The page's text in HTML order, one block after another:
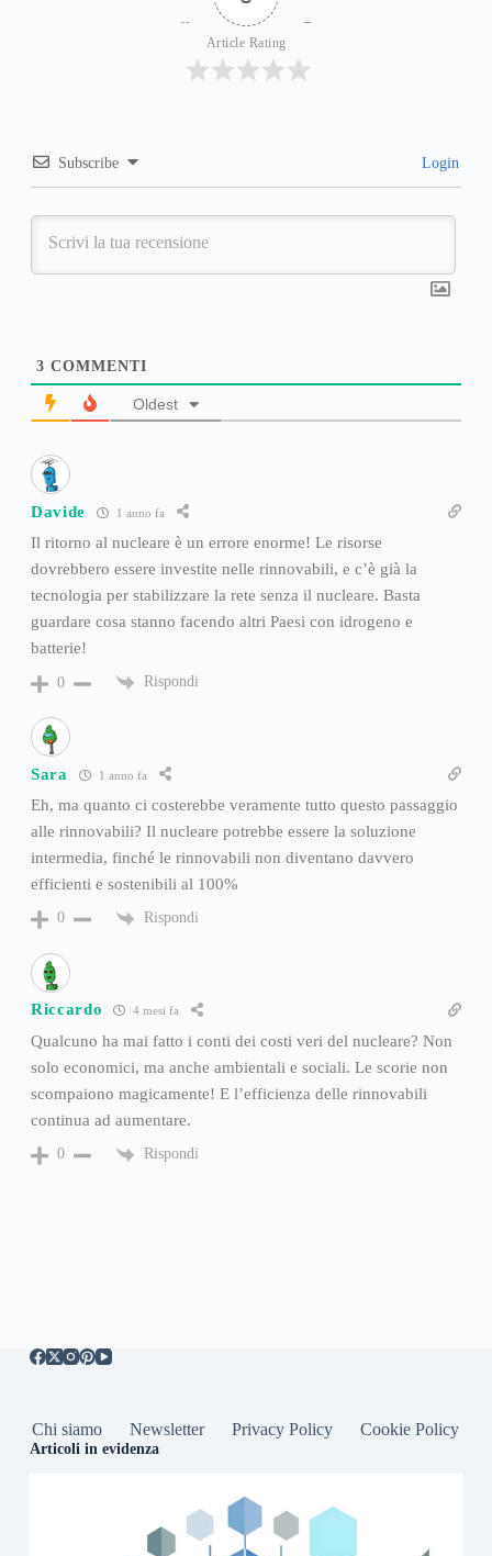
Article Rating
Subscribe Login
3 COMMENTI
Oldest
Davide 1 anno fa
Il ritorno al nucleare è un errore enorme! Le risorse
dovrebbero essere investite nelle rinnovabili, e c’è già la
tecnologia per stabilizzare la rete senza il nucleare. Basta
guardare cosa stanno facendo altri Paesi con idrogeno e
batterie!
0 Rispondi
Sara 1 anno fa
Eh, ma quanto ci costerebbe veramente tutto questo passaggio
alle rinnovabili? Il nucleare potrebbe essere la soluzione
intermedia, finché le rinnovabili non diventano davvero
efficienti e sostenibili al 100%
0 Rispondi
Riccardo 4 mesi fa
Qualcuno ha mai fatto i conti dei costi veri del nucleare? Non
solo economici, ma anche ambientali e sociali. Le scorie non
scompaiono magicamente! E l’efficienza delle rinnovabili
continua ad aumentare.
0 Rispondi
Chi siamo Newsletter Privacy Policy Cookie Policy
Articoli in evidenza